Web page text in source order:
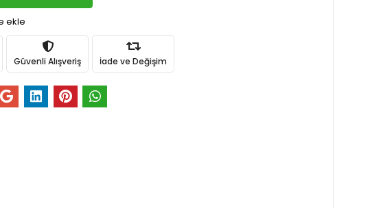
ekle
Güvenli Alışveriş İade ve Değişim